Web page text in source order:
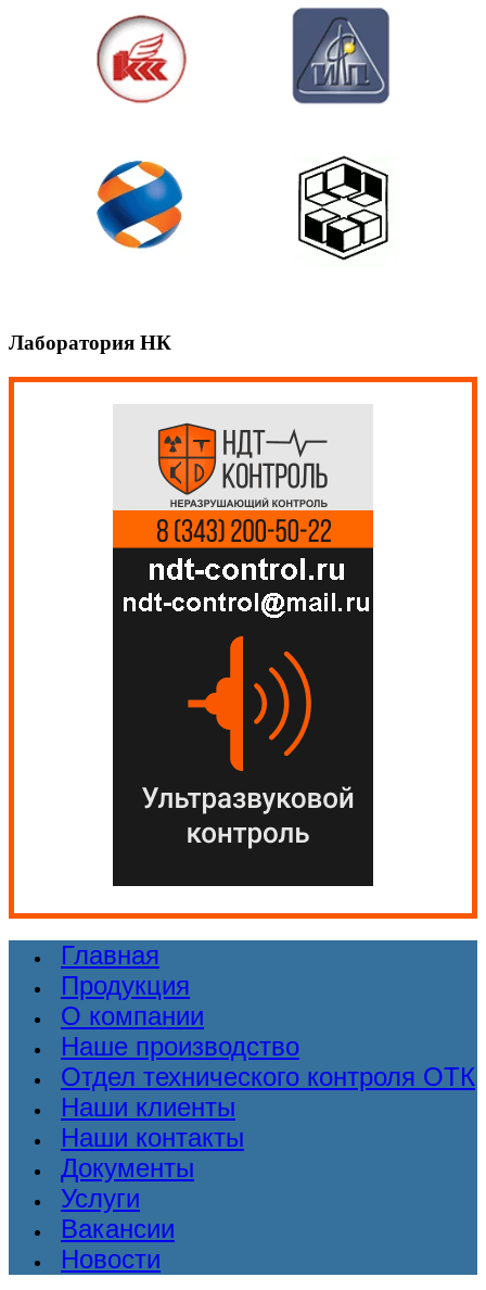
Лаборатория НК
Главная
Продукция
О компании
Наше производство
Отдел технического контроля ОТК
Наши клиенты
Наши контакты
Документы
Услуги
Вакансии
Новости